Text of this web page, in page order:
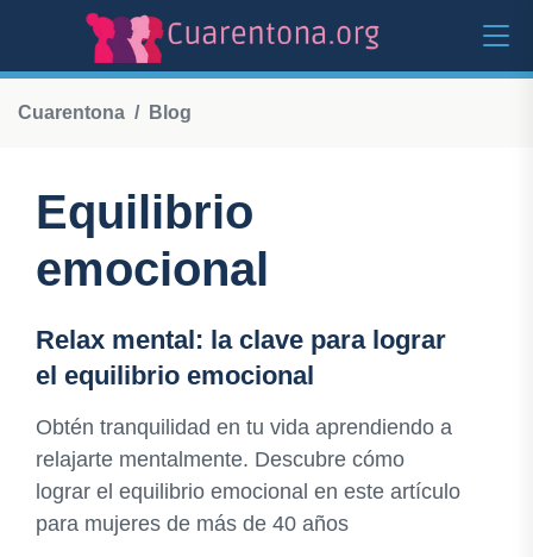
Cuarentona Blog
Equilibrio
emocional
Relax mental: la clave para lograr
el equilibrio emocional
Obtén tranquilidad en tu vida aprendiendo a
relajarte mentalmente. Descubre cómo
lograr el equilibrio emocional en este artículo
para mujeres de más de 40 años